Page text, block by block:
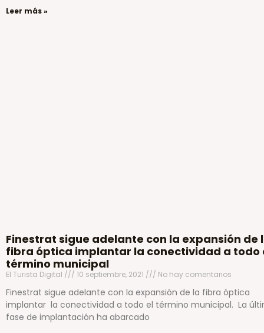
Leer más »
Finestrat sigue adelante con la expansión de
fibra óptica implantar la conectividad a todo
término municipal
El Turista Digital 10 septiembre, 2021 No hay comentarios
Finestrat sigue adelante con la expansión de la fibra óptica
implantar la conectividad a todo el término municipal. La
fase de implantación ha abarcado